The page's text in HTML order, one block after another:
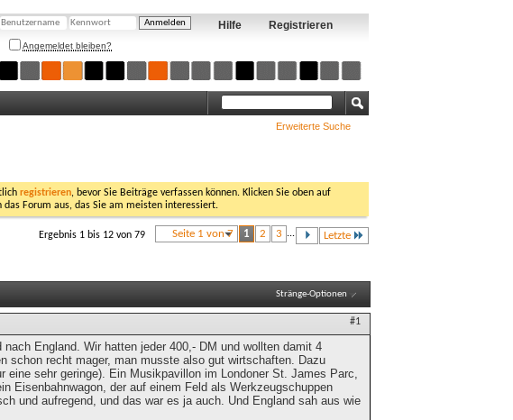
Registrieren
Hilfe
Angemeldet bleiben?
Erweiterte Suche
registrieren, bevor Sie Beiträge verfassen können. Klicken Sie oben auf
Forum aus, das Sie am meisten interessiert.
Seite 1 von 7 1 2 3 ... Letzte
Ergebnis 1 bis 12 von 79
Stränge-Optionen
#1
England. Wir hatten jeder 400,- DM und wollten damit 4
schon recht mager, man musste also gut wirtschaften. Dazu
eine sehr geringe). Ein Musikpavillon im Londoner St. James Parc,
Eisenbahnwagon, der auf einem Feld als Werkzeugschuppen
und aufregend, und das war es ja auch. Und England sah aus wie